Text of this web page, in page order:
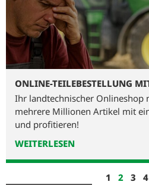
ONLINE-TEILEBESTELLUNG
Ihr landtechnischer Onlineshop
mehrere Millionen Artikel mit
und profitieren!
WEITERLESEN
1 2 3 4